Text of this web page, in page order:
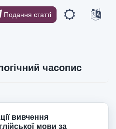
Подання статті
часопис
вивчення
мови за